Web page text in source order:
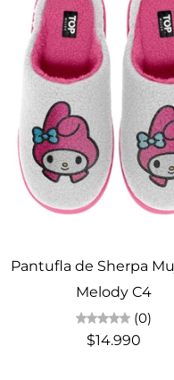
Pantufla de Sherpa
Melody C4
(0)
$14.990